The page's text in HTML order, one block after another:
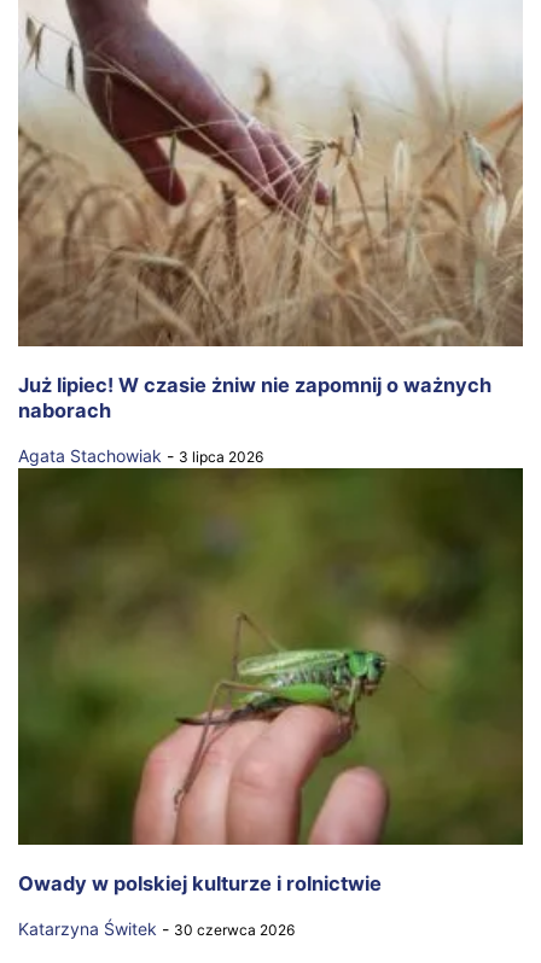
Już lipiec! W czasie żniw nie zapomnij o ważnych
naborach
Agata Stachowiak - 3 lipca 2026
Owady w polskiej kulturze i rolnictwie
Katarzyna Świtek - 30 czerwca 2026